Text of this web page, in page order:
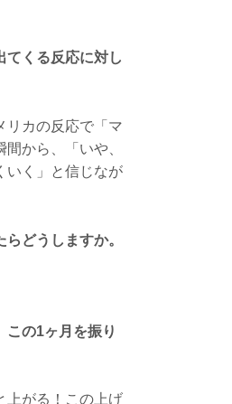
てくる反応に対し
カの反応で「マ
から、「いや、
いく」と信じなが
どうしますか。
この1ヶ月を振り
がる！この上げ